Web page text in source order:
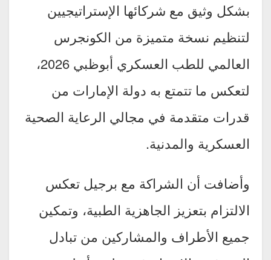
بشكل وثيق مع شركائها الإستراتيجيين
لتنظيم نسخة متميزة من الكونجرس
العالمي للطب العسكري أبوظبي 2026،
لتعكس ما تتمتع به دولة الإمارات من
قدرات متقدمة في مجالي الرعاية الصحية
العسكرية والمدنية.
وأضافت أن الشراكة مع برجيل تعكس
الالتزام بتعزيز الجاهزية الطبية، وتمكين
جميع الأطراف والمشاركين من تبادل